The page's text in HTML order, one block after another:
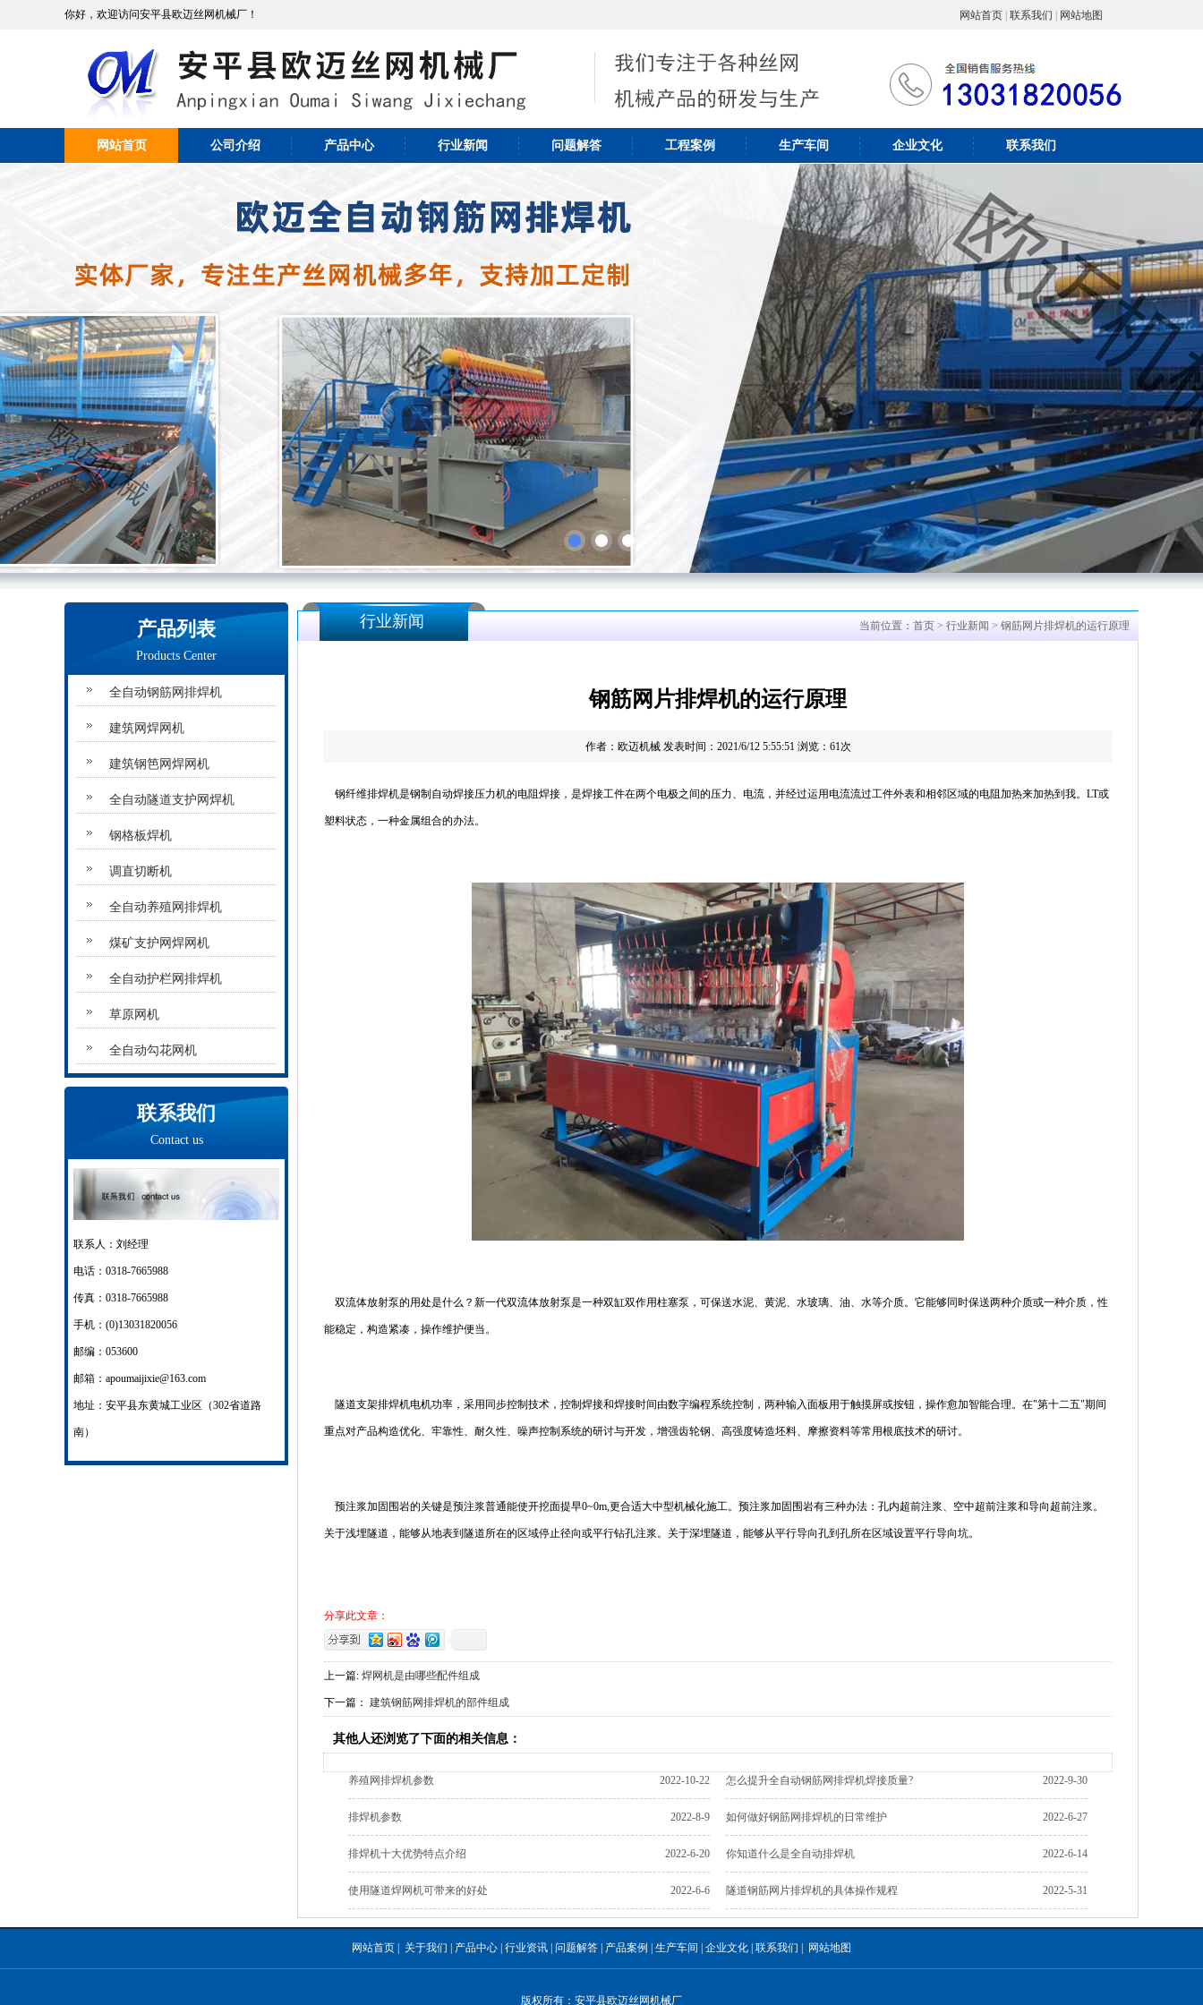
你好，欢迎访问安平县欧迈丝网机械厂！ 网站首页 联系我们 网站地图
网站首页 公司介绍 产品中心 行业新闻 问题解答 工程案例 生产车间 企业文化 联系我们
产品列表
Products Center
全自动钢筋网排焊机
建筑网焊网机
建筑钢笆网焊网机
全自动隧道支护网焊机
钢格板焊机
调直切断机
全自动养殖网排焊机
煤矿支护网焊网机
全自动护栏网排焊机
草原网机
全自动勾花网机
联系我们
Contact us
联系人：刘经理
电话：0318-7665988
传真：0318-7665988
手机：(0)13031820056
邮编：053600
邮箱：apoumaijixie@163.com
地址：安平县东黄城工业区（302省道路
南）
行业新闻 当前位置： 首页 > 行业新闻 > 钢筋网片排焊机的运行原理
钢筋网片排焊机的运行原理
作者：欧迈机械 发表时间：2021/6/12 5:55:51 浏览： 61次
钢纤维排焊机是钢制自动焊接压力机的电阻焊接，是焊接工件在两个电极之间的压力、电流，并经过运用电流流过工件外表和相邻区域的电阻加热来加热到我。LT或
塑料状态，一种金属组合的办法。
双流体放射泵的用处是什么？新一代双流体放射泵是一种双缸双作用柱塞泵，可保送水泥、黄泥、水玻璃、油、水等介质。它能够同时保送两种介质或一种介质，性
能稳定，构造紧凑，操作维护便当。
隧道支架排焊机电机功率，采用同步控制技术，控制焊接和焊接时间由数字编程系统控制，两种输入面板用于触摸屏或按钮，操作愈加智能合理。在"第十二五"期间
重点对产品构造优化、牢靠性、耐久性、噪声控制系统的研讨与开发，增强齿轮钢、高强度铸造坯料、摩擦资料等常用根底技术的研讨。
预注浆加固围岩的关键是预注浆普通能使开挖面提早0~0m,更合适大中型机械化施工。预注浆加固围岩有三种办法：孔内超前注浆、空中超前注浆和导向超前注浆。
关于浅埋隧道，能够从地表到隧道所在的区域停止径向或平行钻孔注浆。关于深埋隧道，能够从平行导向孔到孔所在区域设置平行导向坑。
分享此文章：
上一篇: 焊网机是由哪些配件组成
下一篇： 建筑钢筋网排焊机的部件组成
其他人还浏览了下面的相关信息：
2022-10-22
养殖网排焊机参数 2022-9-30
怎么提升全自动钢筋网排焊机焊接质量?
2022-8-9
排焊机参数 2022-6-27
如何做好钢筋网排焊机的日常维护
2022-6-20
排焊机十大优势特点介绍 2022-6-14
你知道什么是全自动排焊机
2022-6-6
使用隧道焊网机可带来的好处 2022-5-31
隧道钢筋网片排焊机的具体操作规程
网站首页 关于我们 产品中心 行业资讯 问题解答 产品案例 生产车间 企业文化 联系我们 网站地图
版权所有：安平县欧迈丝网机械厂